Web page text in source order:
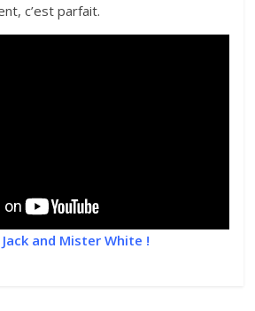
c’est parfait.
Jack and Mister White !